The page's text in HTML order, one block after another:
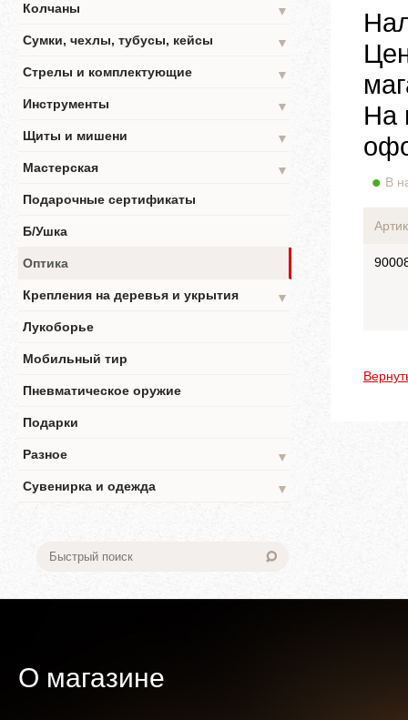
Колчаны
▼
Сумки, чехлы, тубусы, кейсы
▼
Стрелы и комплектующие
▼
Инструменты
▼
Щиты и мишени
▼
Мастерская
▼
Подарочные сертификаты
Б/Ушка
Оптика
Крепления на деревья и укрытия
▼
Лукоборье
Мобильный тир
Пневматическое оружие
Подарки
Разное
▼
Сувенирка и одежда
▼
На
В
О магазине